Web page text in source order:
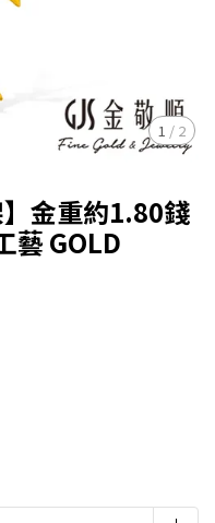
1 / 2
金重約1.80錢
藝 GOLD